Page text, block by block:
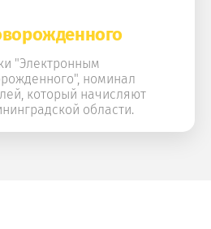
"Электронным
номинал
который начисляют
области.